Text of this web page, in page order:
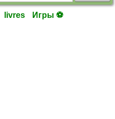
livres Игры ⚽